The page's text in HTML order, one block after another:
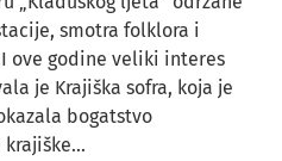
smotra folklora i
ove godine veliki interes
je Krajiška sofra, koja je
bogatstvo